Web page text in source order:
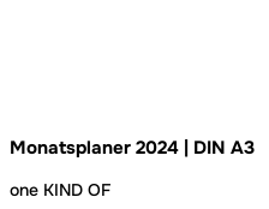
Monatsplaner 2024 | DIN A3
one KIND OF